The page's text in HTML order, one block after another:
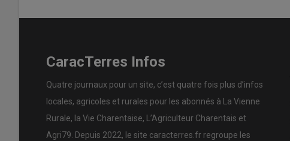
CaracTerres Infos
Quatre journaux pour un site, c’est quatre fois plus d’infos
locales, agricoles et rurales pour les abonnés à La Vienne
Rurale, la Vie Charentaise, L’Agriculteur Charentais et
Agri79. Depuis 2022, le site caracterres.fr regroupe les